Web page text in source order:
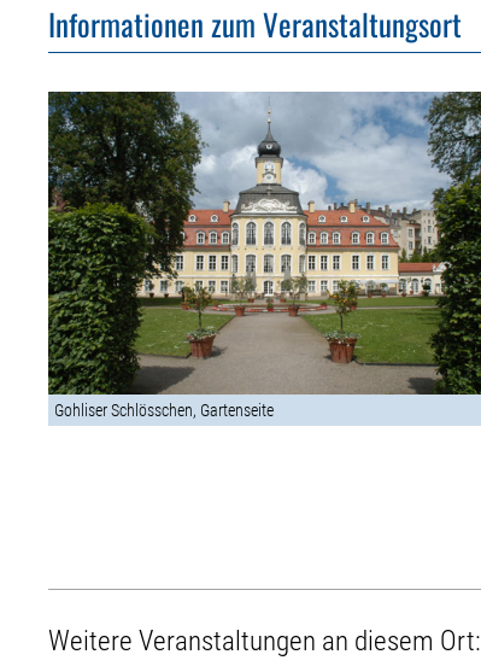
Informationen zum Veranstaltungsort
Gohliser Schlösschen, Gartenseite
Weitere Veranstaltungen an diesem Ort: